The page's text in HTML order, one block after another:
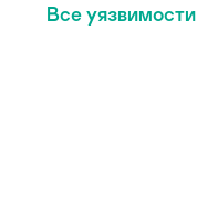
Все уязвимости